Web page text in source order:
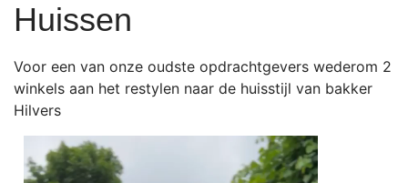
Huissen
Voor een van onze oudste opdrachtgevers wederom 2
winkels aan het restylen naar de huisstijl van bakker
Hilvers